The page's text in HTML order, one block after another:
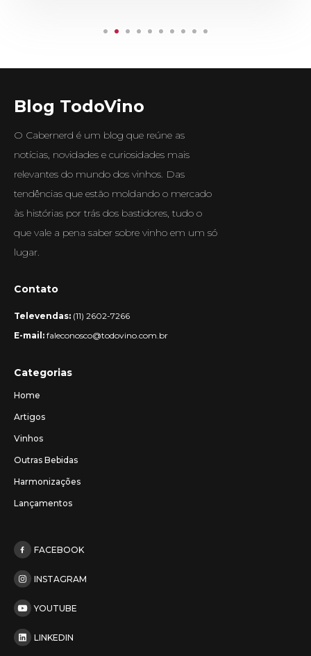
Blog TodoVino
O Cabernerd é um blog que reúne as
notícias, novidades e curiosidades mais
relevantes do mundo dos vinhos. Das
tendências que estão moldando o mercado
às histórias por trás dos bastidores, tudo o
que vale a pena saber sobre vinho em um só
lugar.
Contato
Televendas: (11) 2602-7266
E-mail: faleconosco@todovino.com.br
Categorias
Home
Artigos
Vinhos
Outras Bebidas
Harmonizações
Lançamentos
FACEBOOK
INSTAGRAM
YOUTUBE
LINKEDIN